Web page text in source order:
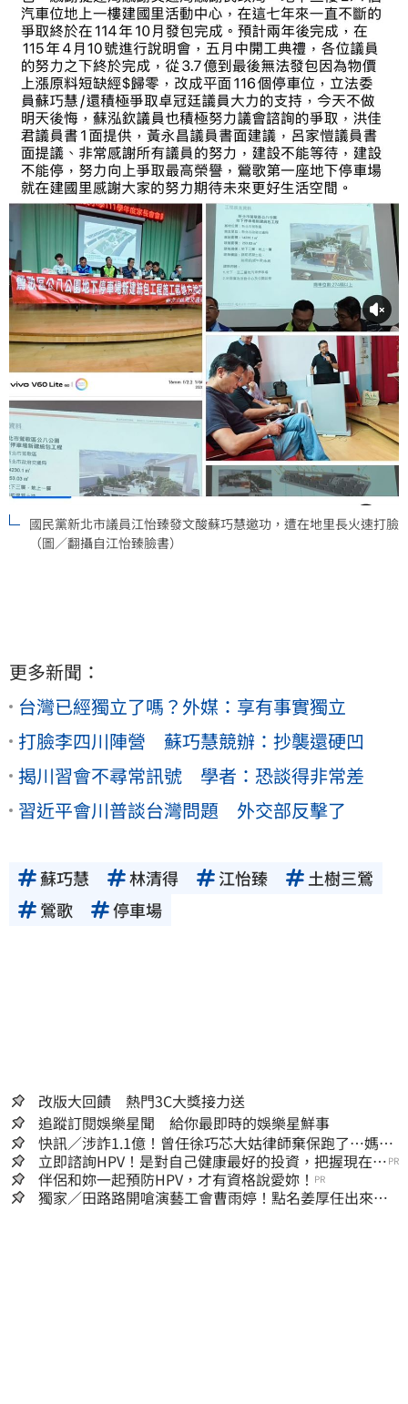
國民黨新北市議員江怡臻發文酸蘇巧慧邀功，遭在地里長火速打臉
（圖／翻攝自江怡臻臉書）
更多新聞：
台灣已經獨立了嗎？外媒：享有事實獨立
打臉李四川陣營 蘇巧慧競辦：抄襲還硬凹
揭川習會不尋常訊號 學者：恐談得非常差
習近平會川普談台灣問題 外交部反擊了
蘇巧慧 林清得 江怡臻
土樹三鶯
鶯歌
停車場
改版大回饋 熱門3C大獎接力送
追蹤訂閱娛樂星聞 給你最即時的娛樂星鮮事
快訊／涉詐1.1億！曾任徐巧芯大姑律師棄保跑了…媽也
離境 桃檢發通緝
立即諮詢HPV！是對自己健康最好的投資，把握現在不
嫌晚！
PR
伴侶和妳一起預防HPV，才有資格說愛妳！ PR
獨家／田路路開嗆演藝工會曹雨婷！點名姜厚任出來